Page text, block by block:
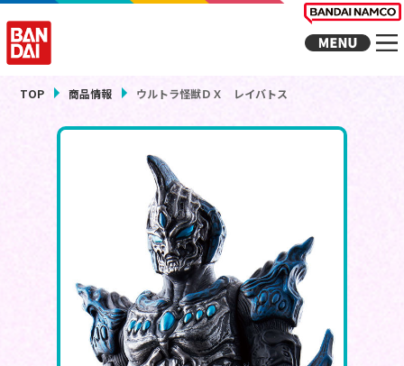
TOP 商品情報 ウルトラ怪獣ＤＸ レイバトス